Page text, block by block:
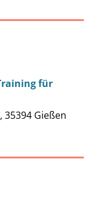
für
35394 Gießen